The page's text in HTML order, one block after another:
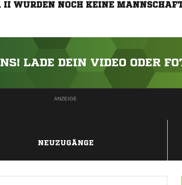
WURDEN NOCH KEINE
LADE DEIN VIDEO ODER
ANZEIGE
NEUZUGÄNGE